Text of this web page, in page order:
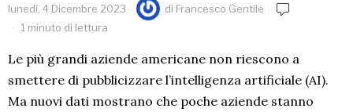
lunedì, 4 Dicembre 2023 di Francesco Gentile
1 minuto di lettura
Le più grandi aziende americane non riescono a
smettere di pubblicizzare l’intelligenza artificiale (AI).
Ma nuovi dati mostrano che poche aziende stanno